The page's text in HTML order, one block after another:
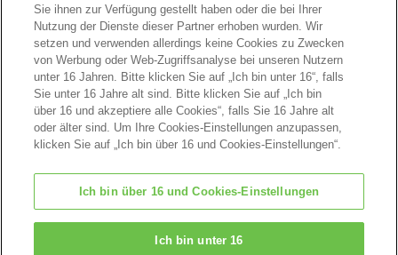
Seitenanfang
© EPOCH
Sie ihnen zur Verfügung gestellt haben oder die bei Ihrer
Nutzung der Dienste dieser Partner erhoben wurden. Wir
setzen und verwenden allerdings keine Cookies zu Zwecken
von Werbung oder Web-Zugriffsanalyse bei unseren Nutzern
unter 16 Jahren. Bitte klicken Sie auf „Ich bin unter 16“, falls
Sie unter 16 Jahre alt sind. Bitte klicken Sie auf „Ich bin
über 16 und akzeptiere alle Cookies“, falls Sie 16 Jahre alt
oder älter sind. Um Ihre Cookies-Einstellungen anzupassen,
klicken Sie auf „Ich bin über 16 und Cookies-Einstellungen“.
Ich bin über 16 und Cookies-Einstellungen
Ich bin unter 16